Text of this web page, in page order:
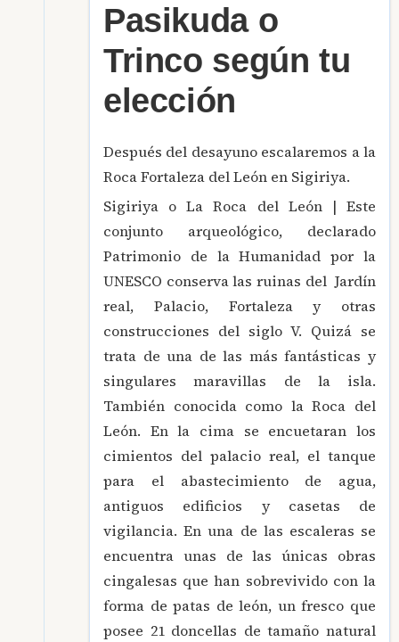
Pasikuda o
Trinco según tu
elección
Después del desayuno escalaremos a la
Roca Fortaleza del León en Sigiriya.
Sigiriya o La Roca del León | Este
conjunto arqueológico, declarado
Patrimonio de la Humanidad por la
UNESCO conserva las ruinas del Jardín
real, Palacio, Fortaleza y otras
construcciones del siglo V. Quizá se
trata de una de las más fantásticas y
singulares maravillas de la isla.
También conocida como la Roca del
León. En la cima se encuetaran los
cimientos del palacio real, el tanque
para el abastecimiento de agua,
antiguos edificios y casetas de
vigilancia. En una de las escaleras se
encuentra unas de las únicas obras
cingalesas que han sobrevivido con la
forma de patas de león, un fresco que
posee 21 doncellas de tamaño natural